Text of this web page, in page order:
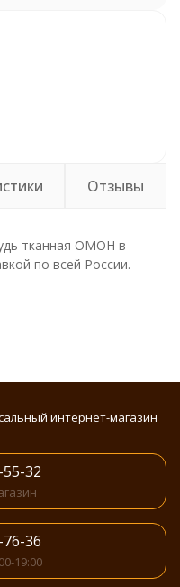
Отзывы
тканная ОМОН в
по всей России.
интернет-магазин
32
36
19:00